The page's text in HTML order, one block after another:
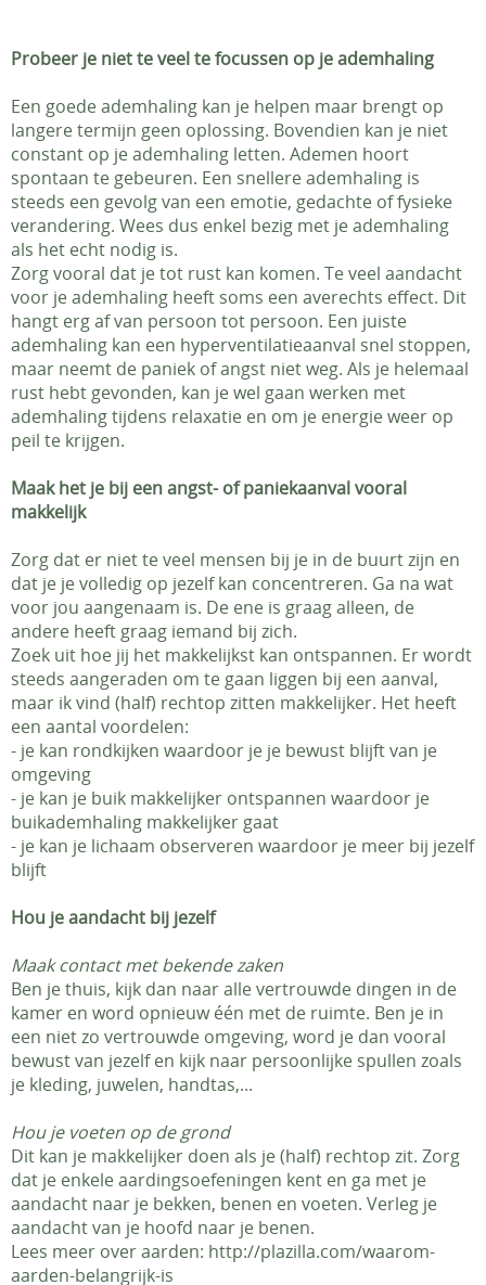
Probeer je niet te veel te focussen op je ademhaling
Een goede ademhaling kan je helpen maar brengt op
langere termijn geen oplossing. Bovendien kan je niet
constant op je ademhaling letten. Ademen hoort
spontaan te gebeuren. Een snellere ademhaling is
steeds een gevolg van een emotie, gedachte of fysieke
verandering. Wees dus enkel bezig met je ademhaling
als het echt nodig is.
Zorg vooral dat je tot rust kan komen. Te veel aandacht
voor je ademhaling heeft soms een averechts effect. Dit
hangt erg af van persoon tot persoon. Een juiste
ademhaling kan een hyperventilatieaanval snel stoppen,
maar neemt de paniek of angst niet weg. Als je helemaal
rust hebt gevonden, kan je wel gaan werken met
ademhaling tijdens relaxatie en om je energie weer op
peil te krijgen.
Maak het je bij een angst- of paniekaanval vooral
makkelijk
Zorg dat er niet te veel mensen bij je in de buurt zijn en
dat je je volledig op jezelf kan concentreren. Ga na wat
voor jou aangenaam is. De ene is graag alleen, de
andere heeft graag iemand bij zich.
Zoek uit hoe jij het makkelijkst kan ontspannen. Er wordt
steeds aangeraden om te gaan liggen bij een aanval,
maar ik vind (half) rechtop zitten makkelijker. Het heeft
een aantal voordelen:
- je kan rondkijken waardoor je je bewust blijft van je
omgeving
- je kan je buik makkelijker ontspannen waardoor je
buikademhaling makkelijker gaat
- je kan je lichaam observeren waardoor je meer bij jezelf
blijft
Hou je aandacht bij jezelf
Maak contact met bekende zaken
Ben je thuis, kijk dan naar alle vertrouwde dingen in de
kamer en word opnieuw één met de ruimte. Ben je in
een niet zo vertrouwde omgeving, word je dan vooral
bewust van jezelf en kijk naar persoonlijke spullen zoals
je kleding, juwelen, handtas,...
Hou je voeten op de grond
Dit kan je makkelijker doen als je (half) rechtop zit. Zorg
dat je enkele aardingsoefeningen kent en ga met je
aandacht naar je bekken, benen en voeten. Verleg je
aandacht van je hoofd naar je benen.
Lees meer over aarden: http://plazilla.com/waarom-
aarden-belangrijk-is